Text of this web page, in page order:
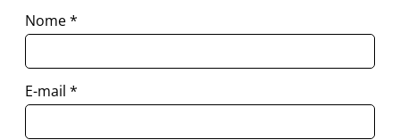
Nome*
E-mail *